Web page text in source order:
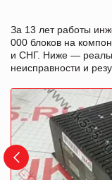
За 13 лет работы
000 блоков на
и СНГ. Ниже —
неисправности и